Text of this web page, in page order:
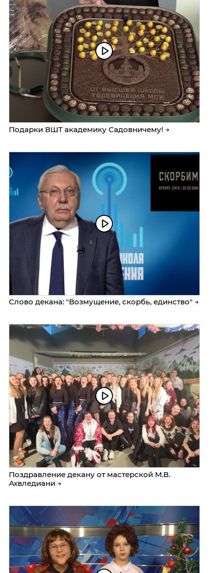
Подарки ВШТ академику Садовничему! →
Слово декана: "Возмущение, скорбь, единство" →
Поздравление декану от мастерской М.В.
Ахвледиани →